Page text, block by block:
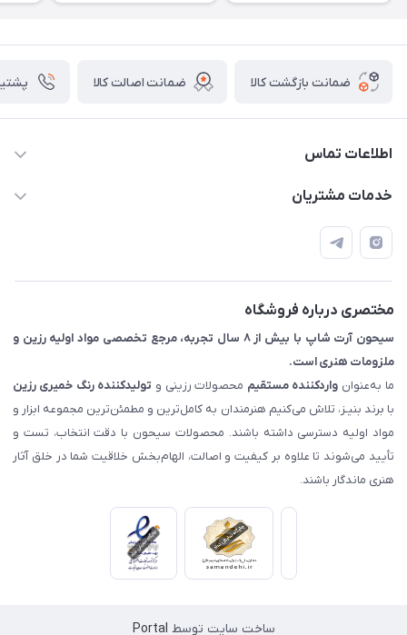
ضمانت بازگشت کالا ضمانت اصالت کالا
اطلاعات تماس
خدمات مشتریان
📝 قوانین و مقررات
📖 راهنما
مختصری درباره فروشگاه
سیحون آرت شاپ با بیش از ۸ سال تجربه، مرجع تخصصی مواد اولیه رزین و
ملزومات هنری است.
ما به‌عنوان واردکننده مستقیم محصولات رزینی و تولیدکننده رنگ خمیری رزین
با برند بنیـز، تلاش می‌کنیم هنرمندان به کامل‌ترین و مطمئن‌ترین مجموعه ابزار و
مواد اولیه دسترسی داشته باشند. محصولات سیحون با دقت انتخاب، تست و
تأیید می‌شوند تا علاوه بر کیفیت و اصالت، الهام‌بخش خلاقیت شما در خلق آثار
هنری ماندگار باشند.
ساخت سایت توسط Portal